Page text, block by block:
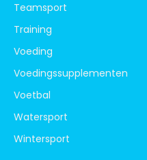
Teamsport
Training
Voeding
Voedingssupplementen
Voetbal
Watersport
Wintersport